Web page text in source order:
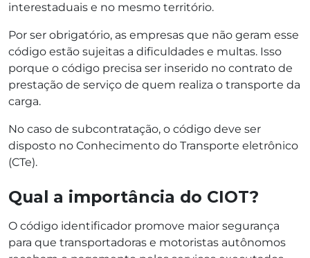
interestaduais e no mesmo território.
Por ser obrigatório, as empresas que não geram esse
código estão sujeitas a dificuldades e multas. Isso
porque o código precisa ser inserido no contrato de
prestação de serviço de quem realiza o transporte da
carga.
No caso de subcontratação, o código deve ser
disposto no Conhecimento do Transporte eletrônico
(CTe).
Qual a importância do CIOT?
O código identificador promove maior segurança
para que transportadoras e motoristas autônomos